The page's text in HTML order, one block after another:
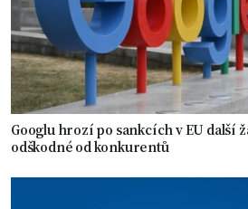
Googlu hrozí po sankcích v EU další
odškodné od konkurentů